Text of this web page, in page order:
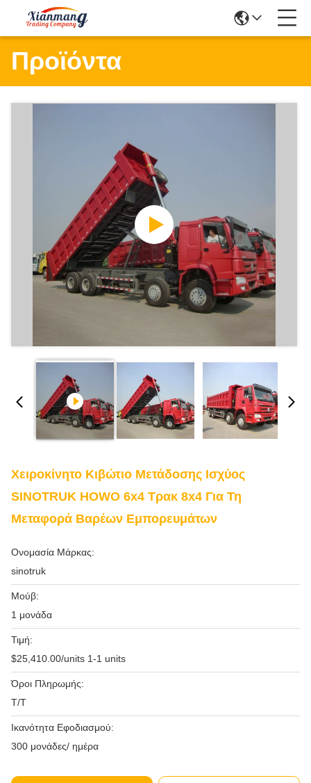
Προϊόντα
Χειροκίνητο Κιβώτιο Μετάδοσης Ισχύος
SINOTRUK HOWO 6x4 Τρακ 8x4 Για Τη
Μεταφορά Βαρέων Εμπορευμάτων
Ονομασία Μάρκας:
sinotruk
Μούβ:
1 μονάδα
Τιμή:
$25,410.00/units 1-1 units
Όροι Πληρωμής:
Τ/Τ
Ικανότητα Εφοδιασμού:
300 μονάδες/ ημέρα